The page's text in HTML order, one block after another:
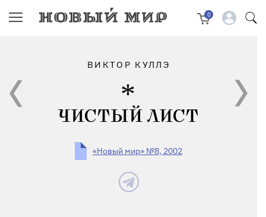
0
ВИКТОР КУЛЛЭ
ЧИСТЫЙ ЛИСТ
«Новый мир» №8, 2002